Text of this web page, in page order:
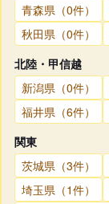
青森県（0件）
秋田県（0件）
北陸・甲信越
新潟県（0件）
福井県（6件）
関東
茨城県（3件）
埼玉県（1件）